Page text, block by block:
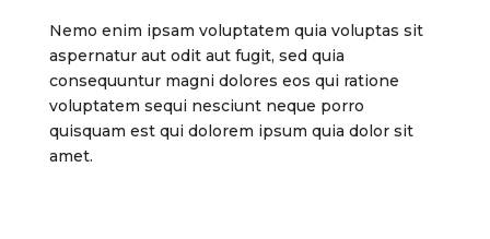
Nemo enim ipsam voluptatem quia voluptas sit
aspernatur aut odit aut fugit, sed quia
consequuntur magni dolores eos qui ratione
voluptatem sequi nesciunt neque porro
quisquam est qui dolorem ipsum quia dolor sit
amet.